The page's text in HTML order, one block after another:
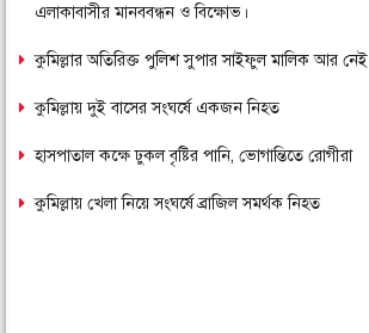
এলাকাবাসীর মানববন্ধন ও বিক্ষোভ।
কুমিল্লার অতিরিক্ত পুলিশ সুপার সাইফুল মালিক আর নেই
কুমিল্লায় দুই বাসের সংঘর্ষে একজন নিহত
হাসপাতাল কক্ষে ঢুকল বৃষ্টির পানি, ভোগান্তিতে রোগীরা
কুমিল্লায় খেলা নিয়ে সংঘর্ষে ব্রাজিল সমর্থক নিহত